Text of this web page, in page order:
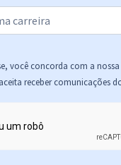
você concorda com a nossa
receber comunicações